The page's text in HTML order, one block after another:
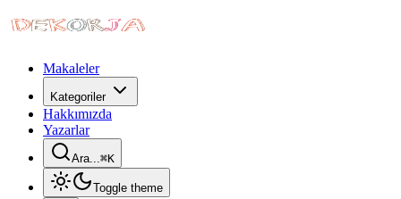
Makaleler
Kategoriler
Hakkımızda
Yazarlar
Ara...⌘K
Toggle theme